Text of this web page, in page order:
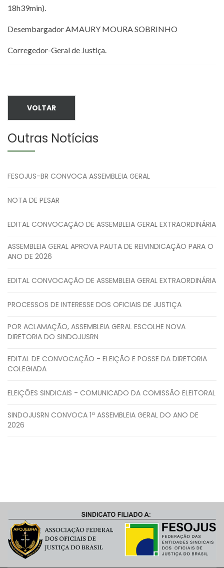
18h39min).
Desembargador AMAURY MOURA SOBRINHO
Corregedor-Geral de Justiça.
VOLTAR
Outras Notícias
FESOJUS-BR CONVOCA ASSEMBLEIA GERAL
NOTA DE PESAR
EDITAL CONVOCAÇÃO DE ASSEMBLEIA GERAL EXTRAORDINÁRIA
ASSEMBLEIA GERAL APROVA PAUTA DE REIVINDICAÇÃO PARA O
ANO DE 2026
EDITAL CONVOCAÇÃO DE ASSEMBLEIA GERAL EXTRAORDINÁRIA
PROCESSOS DE INTERESSE DOS OFICIAIS DE JUSTIÇA
POR ACLAMAÇÃO, ASSEMBLEIA GERAL ESCOLHE NOVA
DIRETORIA DO SINDOJUSRN
EDITAL DE CONVOCAÇÃO - ELEIÇÃO E POSSE DA DIRETORIA
COLEGIADA
ELEIÇÕES SINDICAIS - COMUNICADO DA COMISSÃO ELEITORAL
SINDOJUSRN CONVOCA 1ª ASSEMBLEIA GERAL DO ANO DE
2026